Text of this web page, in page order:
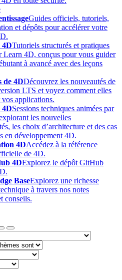
Guides officiels, tutoriels,
et dépôts pour accélérer votre
Tutoriels structurés et pratiques
Learn 4D, conçus pour vous guider
à avancé avec des leçons
de 4DDécouvrez les nouveautés de
LTS et voyez comment elles
applications.
4DSessions techniques animées par
les nouvelles
les choix d’architecture et des cas
en développement 4D.
4DAccédez à la référence
de 4D.
4DExplorez le dépôt GitHub
BaseExplorez une richesse
à travers nos notes
conseils.